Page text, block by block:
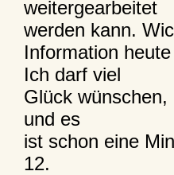
weitergearbeitet
werden kann.
Information
Ich darf viel
Glück
und es
ist schon eine
12.